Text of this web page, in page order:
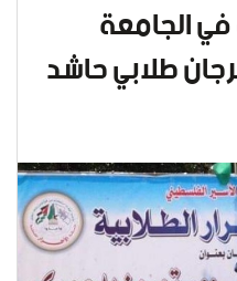
في الجامعة
طلابي حاشد